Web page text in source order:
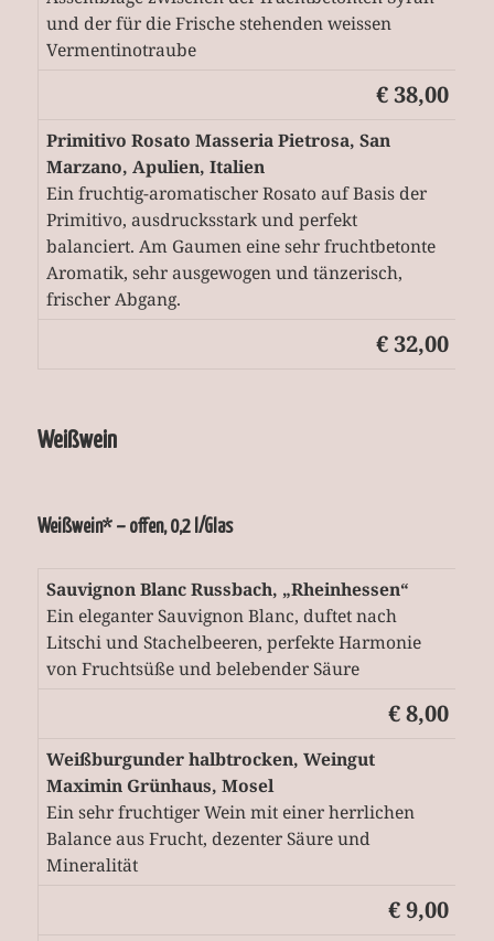
und der für die Frische stehenden weissen
Vermentinotraube
€ 38,00
Primitivo Rosato Masseria Pietrosa, San
Marzano, Apulien, Italien
Ein fruchtig-aromatischer Rosato auf Basis der
Primitivo, ausdrucksstark und perfekt
balanciert. Am Gaumen eine sehr fruchtbetonte
Aromatik, sehr ausgewogen und tänzerisch,
frischer Abgang.
€ 32,00
Weißwein
Weißwein* – offen, 0,2 l/Glas
Sauvignon Blanc Russbach, „Rheinhessen“
Ein eleganter Sauvignon Blanc, duftet nach
Litschi und Stachelbeeren, perfekte Harmonie
von Fruchtsüße und belebender Säure
€ 8,00
Weißburgunder halbtrocken, Weingut
Maximin Grünhaus, Mosel
Ein sehr fruchtiger Wein mit einer herrlichen
Balance aus Frucht, dezenter Säure und
Mineralität
€ 9,00